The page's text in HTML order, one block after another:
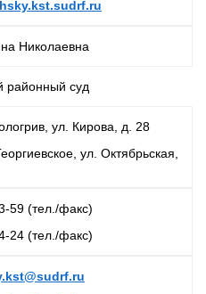
Николаевна
районный суд
ул. Кирова, д. 28
ул. Октябрьская,
59 (тел./факс)
24 (тел./факс)